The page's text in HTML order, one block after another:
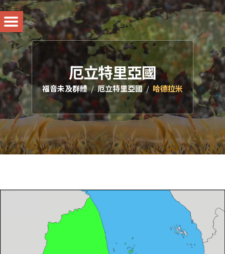
厄立特里亞國
福音未及群體 厄立特里亞國 哈德拉米